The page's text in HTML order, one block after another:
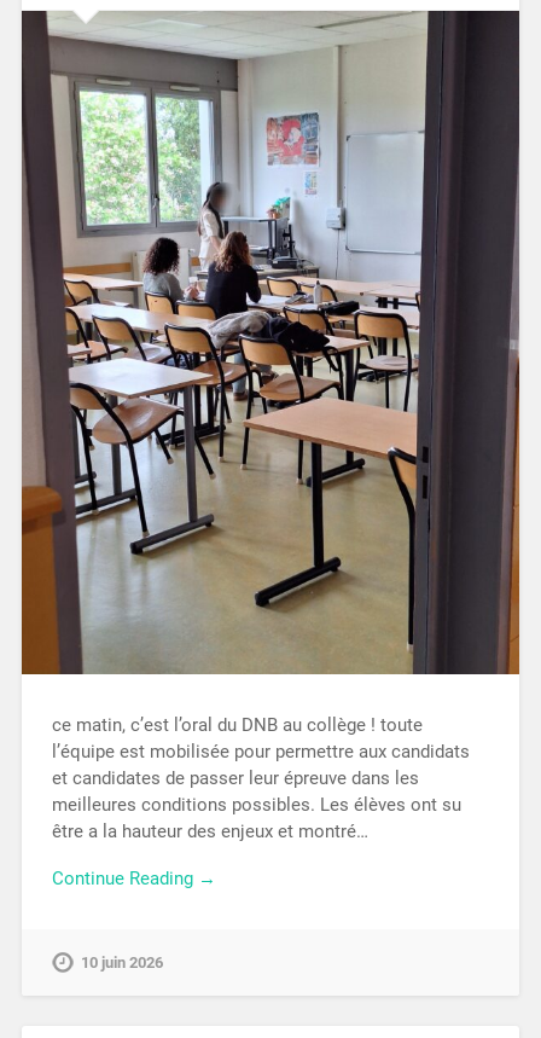
ce matin, c’est l’oral du DNB au collège ! toute
l’équipe est mobilisée pour permettre aux candidats
et candidates de passer leur épreuve dans les
meilleures conditions possibles. Les élèves ont su
être a la hauteur des enjeux et montré…
Continue Reading →
10 juin 2026